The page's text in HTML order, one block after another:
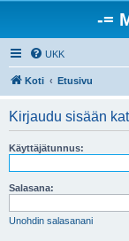
-=
UKK
Koti Etusivu
Kirjaudu sisään
Käyttäjätunnus:
Salasana:
Unohdin salasanani